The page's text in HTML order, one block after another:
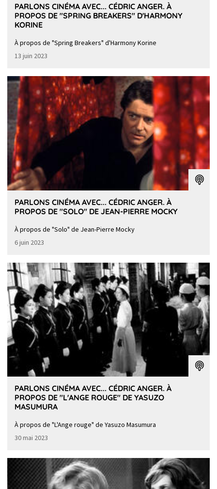
PARLONS CINÉMA AVEC... CÉDRIC ANGER. À
PROPOS DE "SPRING BREAKERS" D'HARMONY
KORINE
À propos de "Spring Breakers" d'Harmony Korine
13 juin 2023
PARLONS CINÉMA AVEC... CÉDRIC ANGER. À
PROPOS DE "SOLO" DE JEAN-PIERRE MOCKY
À propos de "Solo" de Jean-Pierre Mocky
6 juin 2023
PARLONS CINÉMA AVEC... CÉDRIC ANGER. À
PROPOS DE "L'ANGE ROUGE" DE YASUZO
MASUMURA
À propos de "L'Ange rouge" de Yasuzo Masumura
30 mai 2023